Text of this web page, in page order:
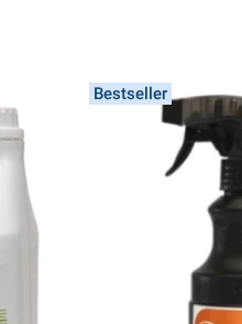
Bestseller